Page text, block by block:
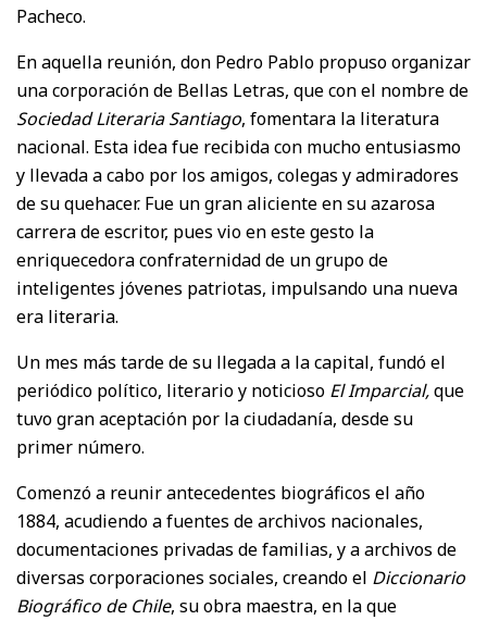
Pacheco.
En aquella reunión, don Pedro Pablo propuso organizar
una corporación de Bellas Letras, que con el nombre de
Sociedad Literaria Santiago, fomentara la literatura
nacional. Esta idea fue recibida con mucho entusiasmo
y llevada a cabo por los amigos, colegas y admiradores
de su quehacer. Fue un gran aliciente en su azarosa
carrera de escritor, pues vio en este gesto la
enriquecedora confraternidad de un grupo de
inteligentes jóvenes patriotas, impulsando una nueva
era literaria.
Un mes más tarde de su llegada a la capital, fundó el
periódico político, literario y noticioso El Imparcial,que
tuvo gran aceptación por la ciudadanía, desde su
primer número.
Comenzó a reunir antecedentes biográficos el año
1884, acudiendo a fuentes de archivos nacionales,
documentaciones privadas de familias, y a archivos de
diversas corporaciones sociales, creando el Diccionario
Biográfico de Chile, su obra maestra, en la que